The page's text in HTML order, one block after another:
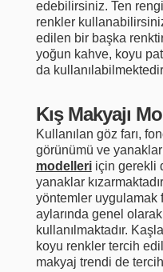
edebilirsiniz. Ten
renkler
edilen bir başka
yoğun kahve, koyu
da
Kış Makyajı
Kullanılan göz farı,
görünümü ve
modelleriiçin gerekli
yanaklar
yöntemler uygulamak
aylarında genel
kullanılmaktadır.
koyu renkler tercih
makyaj trendi de